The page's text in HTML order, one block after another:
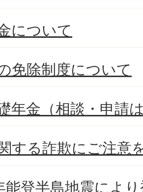
について
免除制度について
年金（相談・申請
する詐欺にご注意
能登半島地震によ